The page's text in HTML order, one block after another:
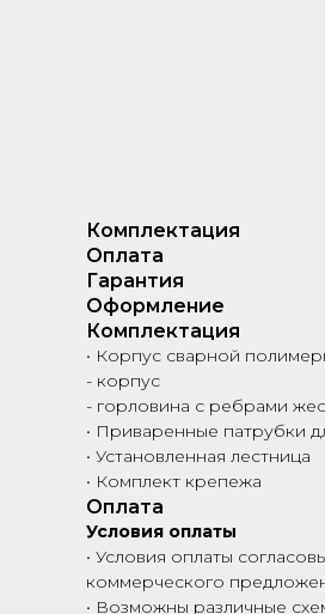
Комплектация
Оплата
Гарантия
Оформление
Комплектация
• Корпус сварной
- корпус
- горловина с ребрами
• Приваренные патрубки
• Установленная лестница
• Комплект крепежа
Оплата
Условия оплаты
• Условия оплаты
коммерческого
• Возможны различные